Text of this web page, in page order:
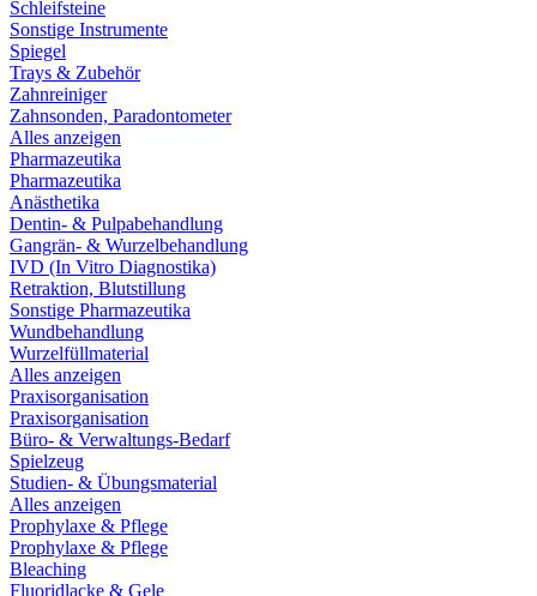
Schleifsteine
Sonstige Instrumente
Spiegel
Trays & Zubehör
Zahnreiniger
Zahnsonden, Paradontometer
Alles anzeigen
Pharmazeutika
Pharmazeutika
Anästhetika
Dentin- & Pulpabehandlung
Gangrän- & Wurzelbehandlung
IVD (In Vitro Diagnostika)
Retraktion, Blutstillung
Sonstige Pharmazeutika
Wundbehandlung
Wurzelfüllmaterial
Alles anzeigen
Praxisorganisation
Praxisorganisation
Büro- & Verwaltungs-Bedarf
Spielzeug
Studien- & Übungsmaterial
Alles anzeigen
Prophylaxe & Pflege
Prophylaxe & Pflege
Bleaching
Fluoridlacke & Gele